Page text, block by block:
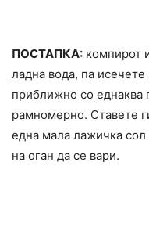
ПОСТАПКА: компирот
ладна вода, па
приближно со еднаква
рамномерно. Ставете
една мала лажичка сол
на оган да се вари.